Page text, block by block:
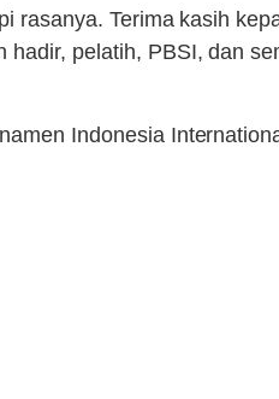
Terima kasih
pelatih, PBSI, dan
Indonesia